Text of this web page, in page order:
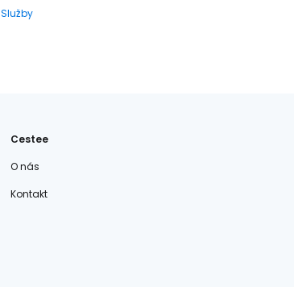
Služby
Cestee
O nás
Kontakt